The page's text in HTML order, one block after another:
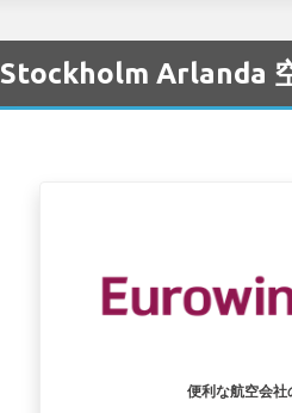
Stockholm Arlanda
便利な航空会社